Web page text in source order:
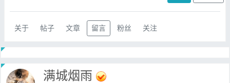
关于 帖子 文章 留言 粉丝 关注
满城烟雨